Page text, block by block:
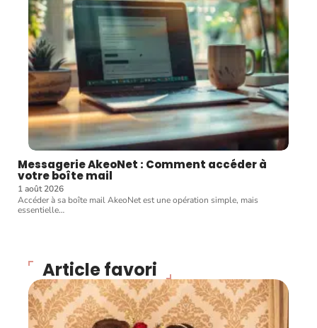
Messagerie AkeoNet : Comment accéder à
votre boîte mail
1 août 2026
Accéder à sa boîte mail AkeoNet est une opération simple, mais
essentielle…
Article favori